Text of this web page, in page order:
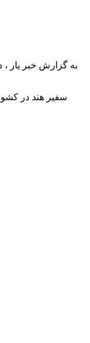
به گزارش خبر یار ،
سفیر هند در